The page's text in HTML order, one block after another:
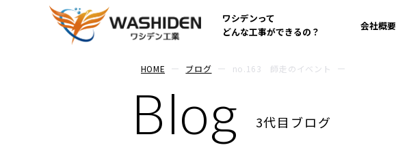
ワシデンって
どんな工事ができるの？
会社概要
HOME ブログ no.163 師走のイベント
Blog 3代目ブログ